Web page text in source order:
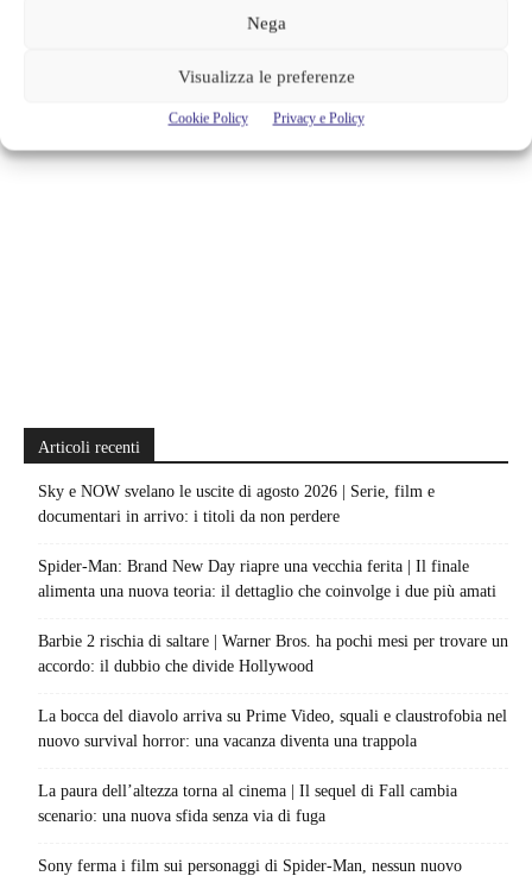
Nega
Visualizza le preferenze
Cookie Policy Privacy e Policy
Articoli recenti
Sky e NOW svelano le uscite di agosto 2026 | Serie, film e
documentari in arrivo: i titoli da non perdere
Spider-Man: Brand New Day riapre una vecchia ferita | Il finale
alimenta una nuova teoria: il dettaglio che coinvolge i due più amati
Barbie 2 rischia di saltare | Warner Bros. ha pochi mesi per trovare un
accordo: il dubbio che divide Hollywood
La bocca del diavolo arriva su Prime Video, squali e claustrofobia nel
nuovo survival horror: una vacanza diventa una trappola
La paura dell’altezza torna al cinema | Il sequel di Fall cambia
scenario: una nuova sfida senza via di fuga
Sony ferma i film sui personaggi di Spider-Man, nessun nuovo